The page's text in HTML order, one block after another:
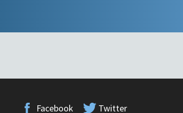
Facebook Twitter